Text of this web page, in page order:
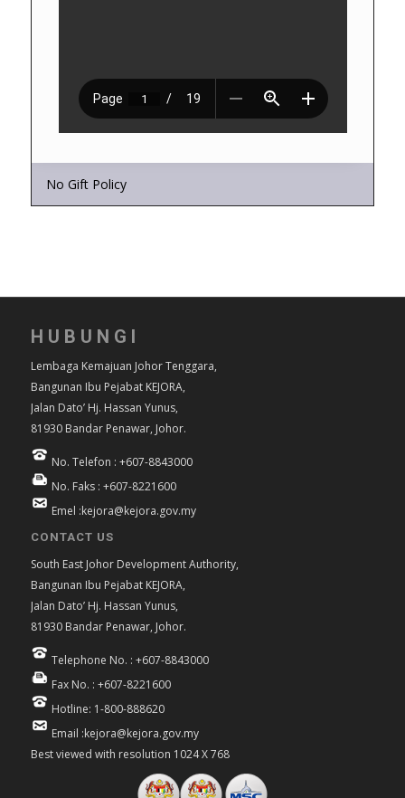
No Gift Policy
HUBUNGI
Lembaga Kemajuan Johor Tenggara,
Bangunan Ibu Pejabat KEJORA,
Jalan Dato’ Hj. Hassan Yunus,
81930 Bandar Penawar, Johor.
No. Telefon : +607-8843000
No. Faks : +607-8221600
Emel :kejora@kejora.gov.my
CONTACT US
South East Johor Development Authority,
Bangunan Ibu Pejabat KEJORA,
Jalan Dato’ Hj. Hassan Yunus,
81930 Bandar Penawar, Johor.
Telephone No. : +607-8843000
Fax No. : +607-8221600
Hotline: 1-800-888620
Email :kejora@kejora.gov.my
Best viewed with resolution 1024 X 768